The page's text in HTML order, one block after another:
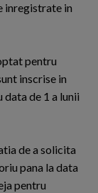
inregistrate in
pentru
inscrise in
de 1 a lunii
de a solicita
pana la data
pentru